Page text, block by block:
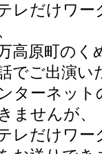
テレだけワ
高原町のく
でご出演い
ターネッ
ませんが、
テレだけワ